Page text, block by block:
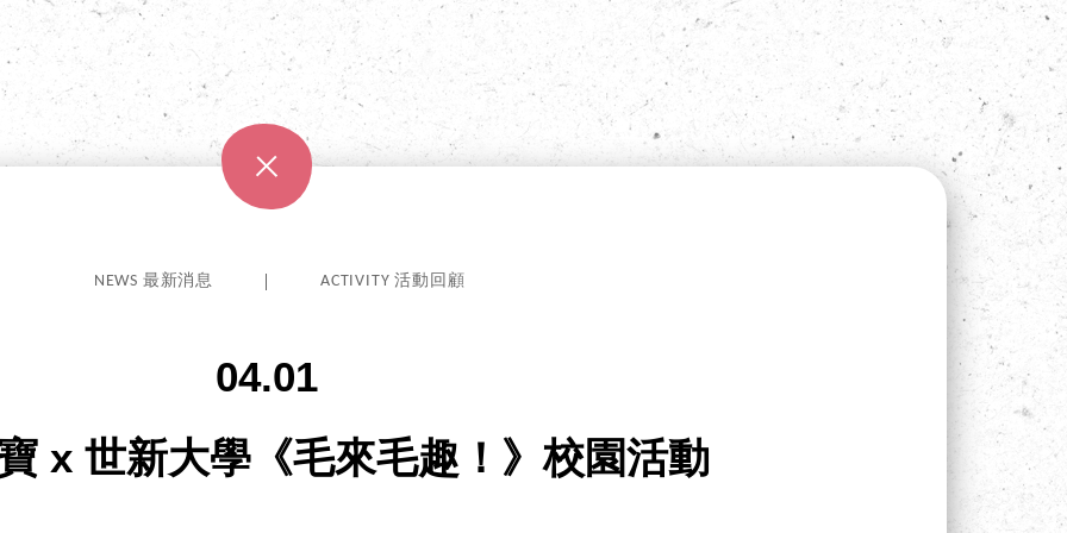
NEWS 最新消息 ACTIVITY 活動回顧
04.01
x 世新大學《毛來毛趣！》校園活動